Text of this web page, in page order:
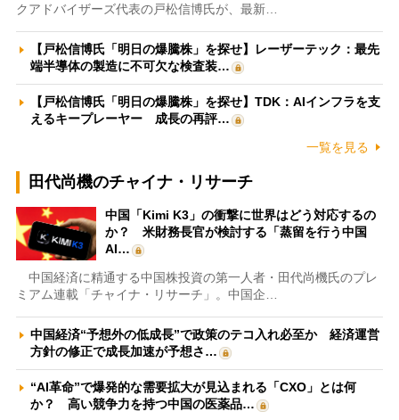
クアドバイザーズ代表の戸松信博氏が、最新…
【戸松信博氏「明日の爆騰株」を探せ】レーザーテック：最先
端半導体の製造に不可欠な検査装…
【戸松信博氏「明日の爆騰株」を探せ】TDK：AIインフラを支
えるキープレーヤー 成長の再評…
一覧を見る
田代尚機のチャイナ・リサーチ
中国「Kimi K3」の衝撃に世界はどう対応するの
か？ 米財務長官が検討する「蒸留を行う中国
AI…
中国経済に精通する中国株投資の第一人者・田代尚機氏のプレ
ミアム連載「チャイナ・リサーチ」。中国企…
中国経済“予想外の低成長”で政策のテコ入れ必至か 経済運営
方針の修正で成長加速が予想さ…
“AI革命”で爆発的な需要拡大が見込まれる「CXO」とは何
か？ 高い競争力を持つ中国の医薬品…